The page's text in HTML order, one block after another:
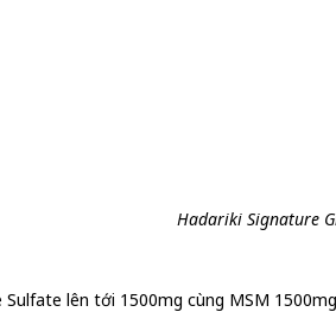
Hadariki Signature
lên tới 1500mg cùng MSM